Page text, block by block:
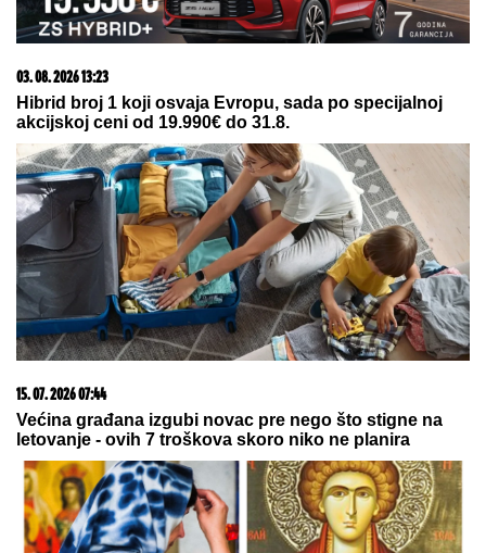
"HOĆEŠ TI DA SE SKIDAŠ ILI JA DA
TE SKINEM?"Pevačica doživela
jezivo zlostavljanje, o traumi samo
jednom govorila: "Ceo dan sam bila
zaključana"